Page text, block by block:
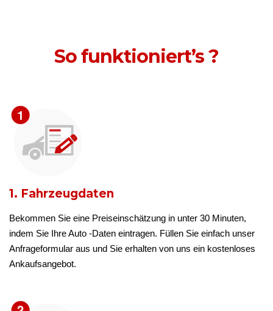
So funktioniert’s ?
1. Fahrzeugdaten
Bekommen Sie eine Preiseinschätzung in unter 30 Minuten,
indem Sie Ihre Auto -Daten eintragen. Füllen Sie einfach unser
Anfrageformular aus und Sie erhalten von uns ein kostenloses
Ankaufsangebot.